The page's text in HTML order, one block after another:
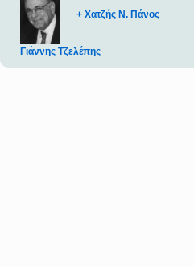
+ Χατζής Ν. Πάνος
Γιάννης Τζελέπης